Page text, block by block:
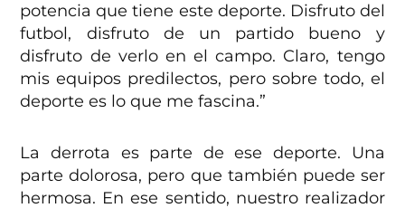
potencia que tiene este deporte. Disfruto del
futbol, disfruto de un partido bueno y
disfruto de verlo en el campo. Claro, tengo
mis equipos predilectos, pero sobre todo, el
deporte es lo que me fascina.”
La derrota es parte de ese deporte. Una
parte dolorosa, pero que también puede ser
hermosa. En ese sentido, nuestro realizador